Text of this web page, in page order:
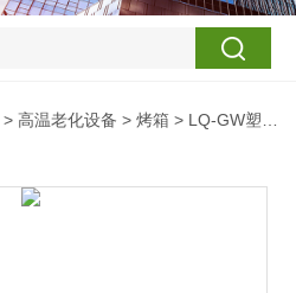
>高温老化设备 >烤箱 > LQ-GW塑料干燥脱水工业烤箱